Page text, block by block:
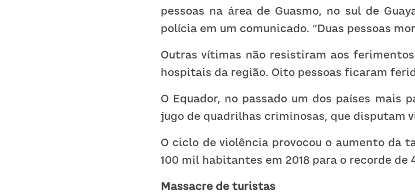
pessoas na área de Guasmo, no sul de
polícia em um comunicado. “Duas pessoas
Outras vítimas não resistiram aos
hospitais da região. Oito pessoas ficaram
O Equador, no passado um dos países mais
jugo de quadrilhas criminosas, que disputam
O ciclo de violência provocou o aumento da
100 mil habitantes em 2018 para o recorde de
Massacre de turistas